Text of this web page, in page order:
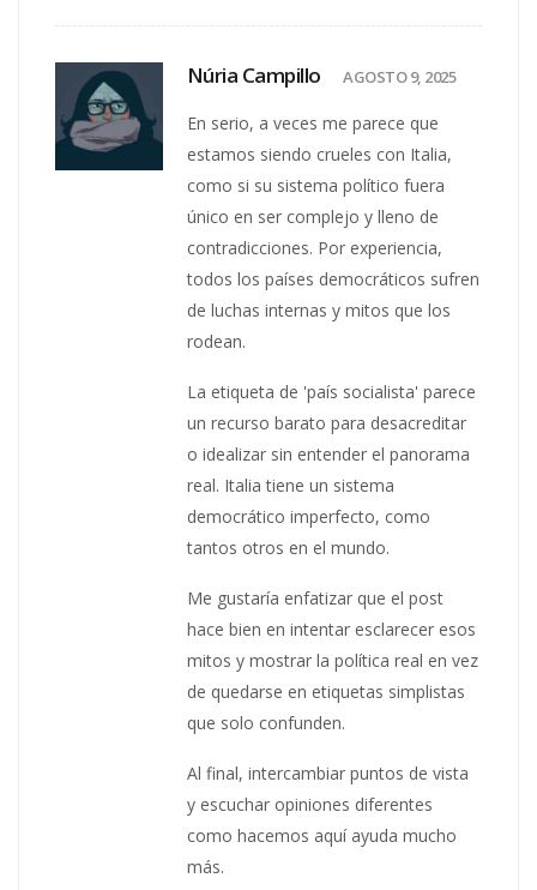
Núria Campillo AGOSTO 9, 2025
En serio, a veces me parece que
estamos siendo crueles con Italia,
como si su sistema político fuera
único en ser complejo y lleno de
contradicciones. Por experiencia,
todos los países democráticos sufren
de luchas internas y mitos que los
rodean.
La etiqueta de 'país socialista' parece
un recurso barato para desacreditar
o idealizar sin entender el panorama
real. Italia tiene un sistema
democrático imperfecto, como
tantos otros en el mundo.
Me gustaría enfatizar que el post
hace bien en intentar esclarecer esos
mitos y mostrar la política real en vez
de quedarse en etiquetas simplistas
que solo confunden.
Al final, intercambiar puntos de vista
y escuchar opiniones diferentes
como hacemos aquí ayuda mucho
más.